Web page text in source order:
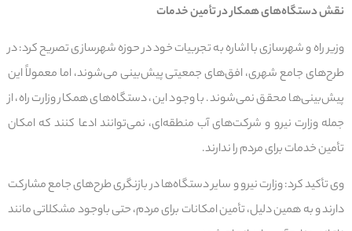
نقش دستگاه‌های همکار در تأمین خدمات
وزیر راه و شهرسازی با اشاره به تجربیات خود در حوزه شهرسازی تصریح کرد: در
طرح‌های جامع شهری، افق‌های جمعیتی پیش‌بینی می‌شوند، اما معمولاً این
پیش‌بینی‌ها محقق نمی‌شوند. با وجود این، دستگاه‌های همکار وزارت راه، از
جمله وزارت نیرو و شرکت‌های آب منطقه‌ای، نمی‌توانند ادعا کنند که امکان
تأمین خدمات برای مردم را ندارند.
وی تأکید کرد: وزارت نیرو و سایر دستگاه‌ها در بازنگری طرح‌های جامع مشارکت
دارند و به همین دلیل، تأمین امکانات برای مردم، حتی باوجود مشکلاتی مانند